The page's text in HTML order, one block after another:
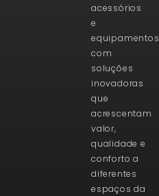
acessórios
e
equipamentos
com
soluções
inovadoras
que
acrescentam
valor,
qualidade e
conforto a
diferentes
espaços da